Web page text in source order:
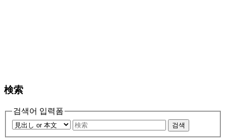
検索
검색어 입력폼
검색